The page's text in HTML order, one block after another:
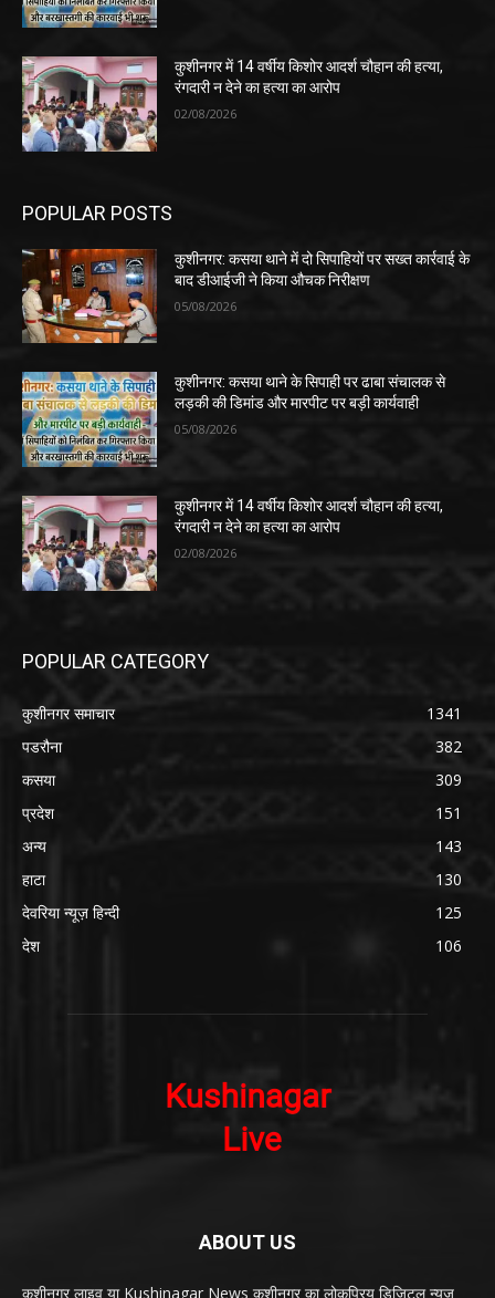
कुशीनगर में 14 वर्षीय किशोर आदर्श चौहान की हत्या,
रंगदारी न देने का हत्या का आरोप
02/08/2026
POPULAR POSTS
कुशीनगर: कसया थाने में दो सिपाहियों पर सख्त कार्रवाई के
बाद डीआईजी ने किया औचक निरीक्षण
05/08/2026
कुशीनगर: कसया थाने के सिपाही पर ढाबा संचालक से
लड़की की डिमांड और मारपीट पर बड़ी कार्यवाही
05/08/2026
कुशीनगर में 14 वर्षीय किशोर आदर्श चौहान की हत्या,
रंगदारी न देने का हत्या का आरोप
02/08/2026
POPULAR CATEGORY
कुशीनगर समाचार
1341
पडरौना
382
कसया
309
प्रदेश
151
अन्य
143
हाटा
130
देवरिया न्यूज़ हिन्दी
125
देश
106
ABOUT US
कुशीनगर लाइव या Kushinagar News कुशीनगर का लोकप्रिय डिजिटल न्यूज़